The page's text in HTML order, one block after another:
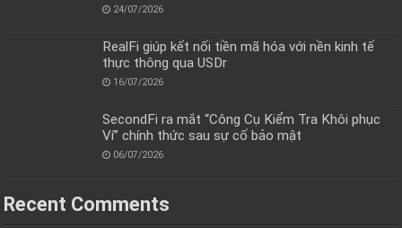
24/07/2026
RealFi giúp kết nối tiền mã hóa với nền kinh tế
thực thông qua USDr
16/07/2026
SecondFi ra mắt “Công Cụ Kiểm Tra Khôi phục
Ví” chính thức sau sự cố bảo mật
06/07/2026
Recent Comments